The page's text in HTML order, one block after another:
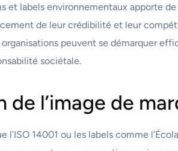
et labels environnementaux apporte
de leur crédibilité et leur
peuvent se démarquer
sociétale.
l’image de
l’ISO 14001 ou les labels comme